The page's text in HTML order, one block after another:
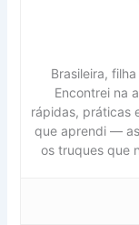
Brasileira,
Encontrei na
rápidas, práticas
que aprendi —
os truques que